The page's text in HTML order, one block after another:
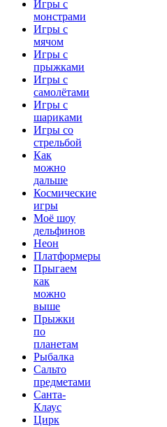
Игры с
монстрами
Игры с
мячом
Игры с
прыжками
Игры с
самолётами
Игры с
шариками
Игры со
стрельбой
Как
можно
дальше
Космические
игры
Моё шоу
дельфинов
Неон
Платформеры
Прыгаем
как
можно
выше
Прыжки
по
планетам
Рыбалка
Сальто
предметами
Санта-
Клаус
Цирк